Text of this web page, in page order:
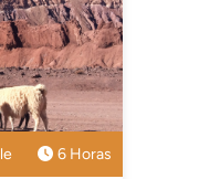
6 Horas